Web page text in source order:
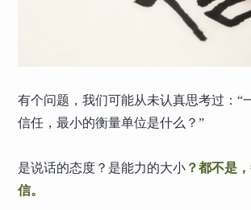
有个问题，我们可能从未认真思考过：“
信任，最小的衡量单位是什么？”
是说话的态度？是能力的大小 ？都不是
信。